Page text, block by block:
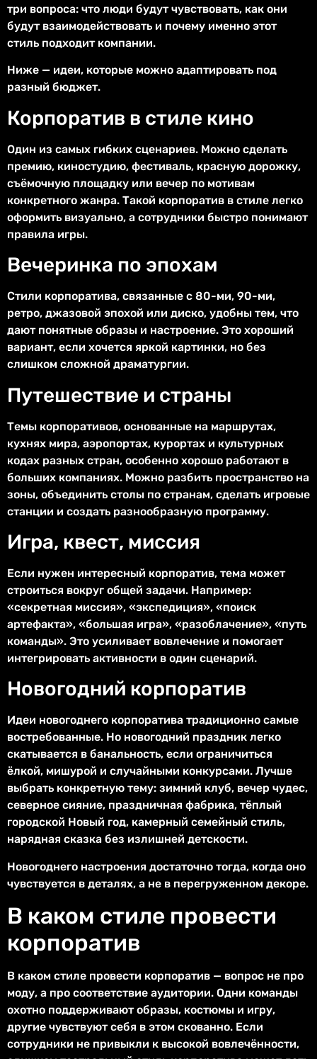
три вопроса: что люди будут чувствовать, как они
будут взаимодействовать и почему именно этот
стиль подходит компании.
Ниже — идеи, которые можно адаптировать под
разный бюджет.
Корпоратив в стиле кино
Один из самых гибких сценариев. Можно сделать
премию, киностудию, фестиваль, красную дорожку,
съёмочную площадку или вечер по мотивам
конкретного жанра. Такой корпоратив в стиле легко
оформить визуально, а сотрудники быстро понимают
правила игры.
Вечеринка по эпохам
Стили корпоратива, связанные с 80-ми, 90-ми,
ретро, джазовой эпохой или диско, удобны тем, что
дают понятные образы и настроение. Это хороший
вариант, если хочется яркой картинки, но без
слишком сложной драматургии.
Путешествие и страны
Темы корпоративов, основанные на маршрутах,
кухнях мира, аэропортах, курортах и культурных
кодах разных стран, особенно хорошо работают в
больших компаниях. Можно разбить пространство на
зоны, объединить столы по странам, сделать игровые
станции и создать разнообразную программу.
Игра, квест, миссия
Если нужен интересный корпоратив, тема может
строиться вокруг общей задачи. Например:
«секретная миссия», «экспедиция», «поиск
артефакта», «большая игра», «разоблачение», «путь
команды». Это усиливает вовлечение и помогает
интегрировать активности в один сценарий.
Новогодний корпоратив
Идеи новогоднего корпоратива традиционно самые
востребованные. Но новогодний праздник легко
скатывается в банальность, если ограничиться
ёлкой, мишурой и случайными конкурсами. Лучше
выбрать конкретную тему: зимний клуб, вечер чудес,
северное сияние, праздничная фабрика, тёплый
городской Новый год, камерный семейный стиль,
нарядная сказка без излишней детскости.
Новогоднего настроения достаточно тогда, когда оно
чувствуется в деталях, а не в перегруженном декоре.
В каком стиле провести
корпоратив
В каком стиле провести корпоратив — вопрос не про
моду, а про соответствие аудитории. Одни команды
охотно поддерживают образы, костюмы и игру,
другие чувствуют себя в этом скованно. Если
сотрудники не привыкли к высокой вовлечённости,